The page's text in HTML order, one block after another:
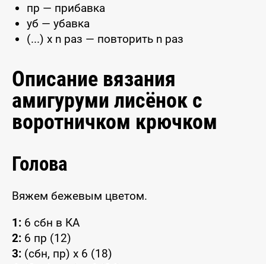
пр — прибавка
уб — убавка
(...) x n раз — повторить n раз
Описание вязания
амигуруми лисёнок с
воротничком крючком
Голова
Вяжем бежевым цветом.
1: 6 сбн в КА
2: 6 пр (12)
3: (сбн, пр) x 6 (18)